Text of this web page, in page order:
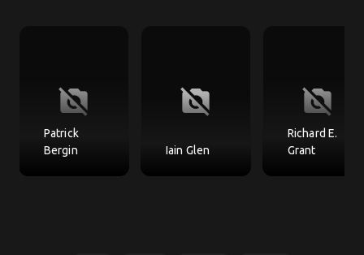
no_photography
Patrick
Bergin
no_photography
Iain Glen
no_photography
Richard E.
Grant